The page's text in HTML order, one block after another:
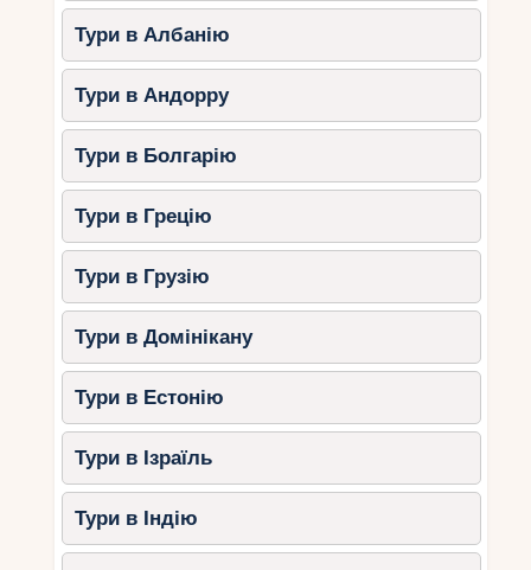
Тури в Албанію
Тури в Андорру
Тури в Болгарію
Тури в Грецію
Тури в Грузію
Тури в Домінікану
Тури в Естонію
Тури в Ізраїль
Тури в Індію